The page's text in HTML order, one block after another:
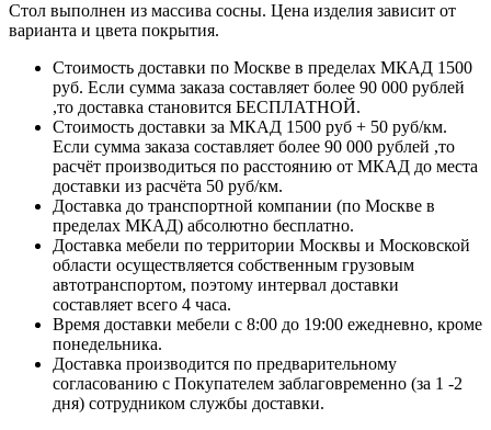
Стол выполнен из массива сосны. Цена изделия зависит от
варианта и цвета покрытия.
Стоимость доставки по Москве в пределах МКАД 1500
руб. Если сумма заказа составляет более 90 000 рублей
,то доставка становится БЕСПЛАТНОЙ.
Стоимость доставки за МКАД 1500 руб + 50 руб/км.
Если сумма заказа составляет более 90 000 рублей ,то
расчёт производиться по расстоянию от МКАД до места
доставки из расчёта 50 руб/км.
Доставка до транспортной компании (по Москве в
пределах МКАД) абсолютно бесплатно.
Доставка мебели по территории Москвы и Московской
области осуществляется собственным грузовым
автотранспортом, поэтому интервал доставки
составляет всего 4 часа.
Время доставки мебели с 8:00 до 19:00 ежедневно, кроме
понедельника.
Доставка производится по предварительному
согласованию с Покупателем заблаговременно (за 1 -2
дня) сотрудником службы доставки.